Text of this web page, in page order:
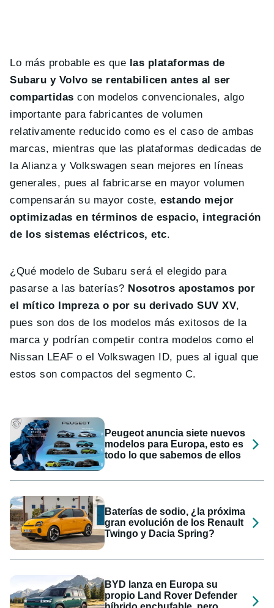
Lo más probable es que las plataformas de
Subaru y Volvo se rentabilicen antes al ser
compartidas con modelos convencionales, algo
importante para fabricantes de volumen
relativamente reducido como es el caso de ambas
marcas, mientras que las plataformas dedicadas de
la Alianza y Volkswagen sean mejores en líneas
generales, pues al fabricarse en mayor volumen
compensarán su mayor coste,estando mejor
optimizadas en términos de espacio, integración
de los sistemas eléctricos, etc.
¿Qué modelo de Subaru será el elegido para
pasarse a las baterías? Nosotros apostamos por
el mítico Impreza o por su derivado SUV XV,
pues son dos de los modelos más exitosos de la
marca y podrían competir contra modelos como el
Nissan LEAF o el Volkswagen ID, pues al igual que
estos son compactos del segmento C.
Peugeot anuncia siete nuevos
modelos para Europa, esto es
todo lo que sabemos de ellos
Baterías de sodio, ¿la próxima
gran evolución de los Renault
Twingo y Dacia Spring?
BYD lanza en Europa su
propio Land Rover Defender